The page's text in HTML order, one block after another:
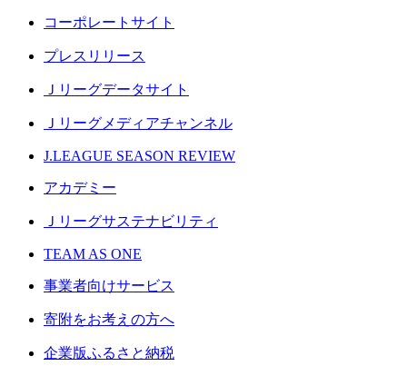
コーポレートサイト
プレスリリース
Ｊリーグデータサイト
Ｊリーグメディアチャンネル
J.LEAGUE SEASON REVIEW
アカデミー
Ｊリーグサステナビリティ
TEAM AS ONE
事業者向けサービス
寄附をお考えの方へ
企業版ふるさと納税